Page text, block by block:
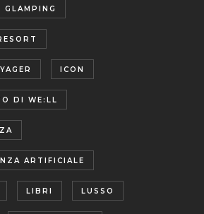
GLAMPING
ICON
DI WE:LL
ARTIFICIALE
LIBRI LUSSO